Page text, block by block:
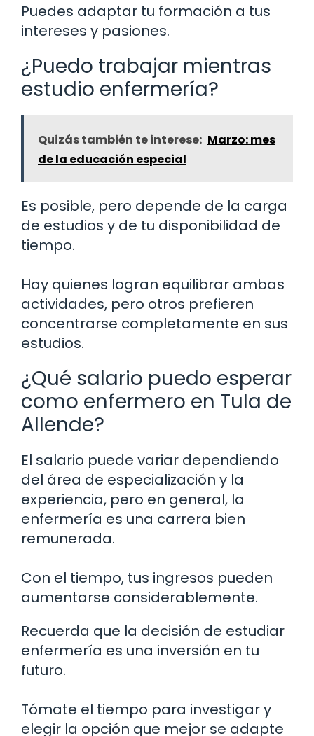
Puedes adaptar tu formación a tus
intereses y pasiones.
¿Puedo trabajar mientras
estudio enfermería?
Quizás también te interese: Marzo: mes
de la educación especial
Es posible, pero depende de la carga
de estudios y de tu disponibilidad de
tiempo.
Hay quienes logran equilibrar ambas
actividades, pero otros prefieren
concentrarse completamente en sus
estudios.
¿Qué salario puedo esperar
como enfermero en Tula de
Allende?
El salario puede variar dependiendo
del área de especialización y la
experiencia, pero en general, la
enfermería es una carrera bien
remunerada.
Con el tiempo, tus ingresos pueden
aumentarse considerablemente.
Recuerda que la decisión de estudiar
enfermería es una inversión en tu
futuro.
Tómate el tiempo para investigar y
elegir la opción que mejor se adapte